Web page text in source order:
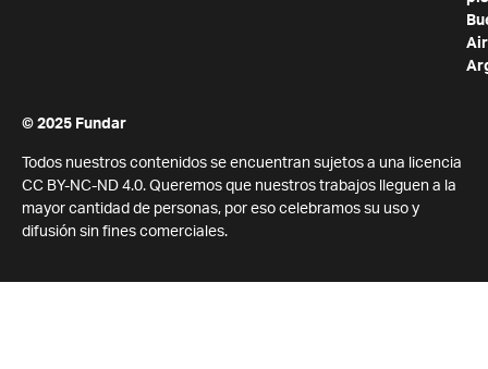
© 2025 Fundar
Todos nuestros contenidos se encuentran sujetos a una licencia
CC BY-NC-ND 4.0. Queremos que nuestros trabajos lleguen a la
mayor cantidad de personas, por eso celebramos su uso y
difusión sin fines comerciales.